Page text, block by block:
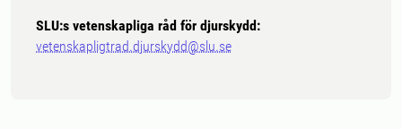
SLU:s vetenskapliga råd för djurskydd:
vetenskapligtrad.djurskydd@slu.se